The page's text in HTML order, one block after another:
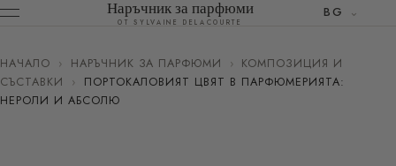
Наръчник за парфюми
ОТ SYLVAINE DELACOURTE
BG
НАЧАЛО › НАРЪЧНИК ЗА ПАРФЮМИ › КОМПОЗИЦИЯ И
СЪСТАВКИ
›
ПОРТОКАЛОВИЯТ ЦВЯТ В ПАРФЮМЕРИЯТА:
НЕРОЛИ И АБСОЛЮ